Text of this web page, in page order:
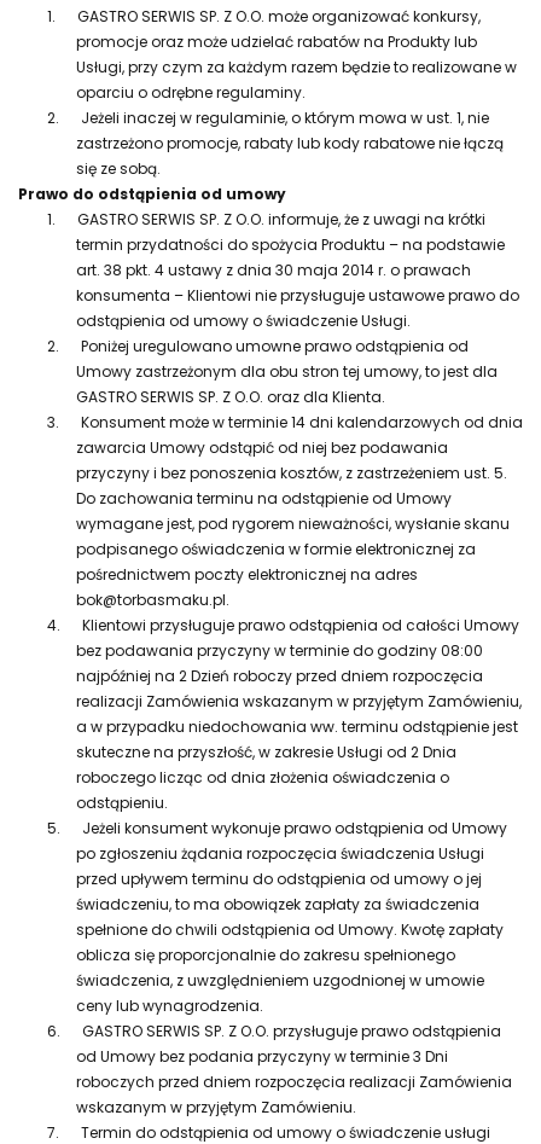
1.
GASTRO SERWIS SP. Z O.O. może organizować konkursy,
promocje oraz może udzielać rabatów na Produkty lub
Usługi, przy czym za każdym razem będzie to realizowane w
oparciu o odrębne regulaminy.
2.
Jeżeli inaczej w regulaminie, o którym mowa w ust. 1, nie
zastrzeżono promocje, rabaty lub kody rabatowe nie łączą
się ze sobą.
Prawo do odstąpienia od umowy
1.
GASTRO SERWIS SP. Z O.O. informuje, że z uwagi na krótki
termin przydatności do spożycia Produktu – na podstawie
art. 38 pkt. 4 ustawy z dnia 30 maja 2014 r. o prawach
konsumenta – Klientowi nie przysługuje ustawowe prawo do
odstąpienia od umowy o świadczenie Usługi.
2.
Poniżej uregulowano umowne prawo odstąpienia od
Umowy zastrzeżonym dla obu stron tej umowy, to jest dla
GASTRO SERWIS SP. Z O.O. oraz dla Klienta.
3.
Konsument może w terminie 14 dni kalendarzowych od dnia
zawarcia Umowy odstąpić od niej bez podawania
przyczyny i bez ponoszenia kosztów, z zastrzeżeniem ust. 5.
Do zachowania terminu na odstąpienie od Umowy
wymagane jest, pod rygorem nieważności, wysłanie skanu
podpisanego oświadczenia w formie elektronicznej za
pośrednictwem poczty elektronicznej na adres
bok@torbasmaku.pl.
4.
Klientowi przysługuje prawo odstąpienia od całości Umowy
bez podawania przyczyny w terminie do godziny 08:00
najpóźniej na 2 Dzień roboczy przed dniem rozpoczęcia
realizacji Zamówienia wskazanym w przyjętym Zamówieniu,
a w przypadku niedochowania ww. terminu odstąpienie jest
skuteczne na przyszłość, w zakresie Usługi od 2 Dnia
roboczego licząc od dnia złożenia oświadczenia o
odstąpieniu.
5.
Jeżeli konsument wykonuje prawo odstąpienia od Umowy
po zgłoszeniu żądania rozpoczęcia świadczenia Usługi
przed upływem terminu do odstąpienia od umowy o jej
świadczeniu, to ma obowiązek zapłaty za świadczenia
spełnione do chwili odstąpienia od Umowy. Kwotę zapłaty
oblicza się proporcjonalnie do zakresu spełnionego
świadczenia, z uwzględnieniem uzgodnionej w umowie
ceny lub wynagrodzenia.
6.
GASTRO SERWIS SP. Z O.O. przysługuje prawo odstąpienia
od Umowy bez podania przyczyny w terminie 3 Dni
roboczych przed dniem rozpoczęcia realizacji Zamówienia
wskazanym w przyjętym Zamówieniu.
7.
Termin do odstąpienia od umowy o świadczenie usługi